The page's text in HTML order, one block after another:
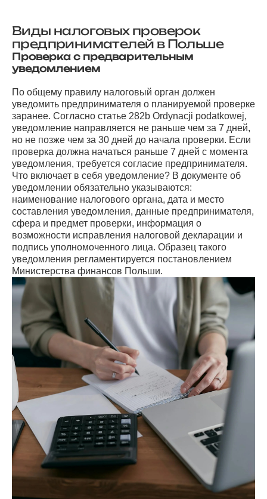
Виды налоговых проверок
предпринимателей в Польше
Проверка с предварительным
уведомлением
По общему правилу налоговый орган должен
уведомить предпринимателя о планируемой проверке
заранее. Согласно статье 282b Ordynacji podatkowej,
уведомление направляется не раньше чем за 7 дней,
но не позже чем за 30 дней до начала проверки. Если
проверка должна начаться раньше 7 дней с момента
уведомления, требуется согласие предпринимателя.
Что включает в себя уведомление? В документе об
уведомлении обязательно указываются:
наименование налогового органа, дата и место
составления уведомления, данные предпринимателя,
сфера и предмет проверки, информация о
возможности исправления налоговой декларации и
подпись уполномоченного лица. Образец такого
уведомления регламентируется постановлением
Министерства финансов Польши.